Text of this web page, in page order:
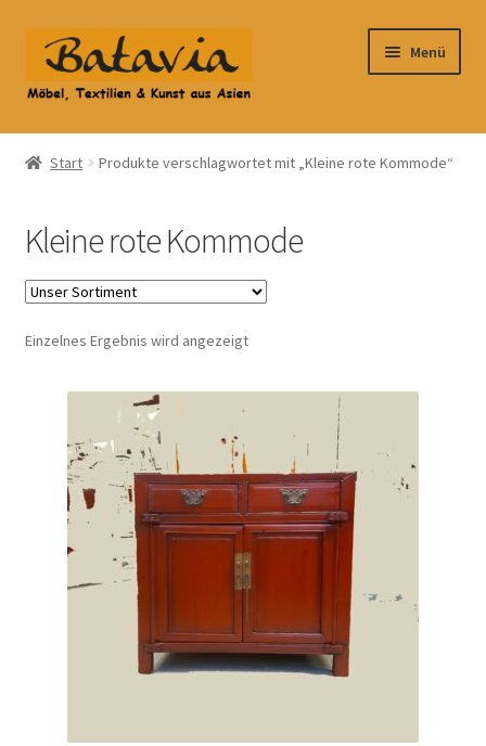
Zur
Navigation
springen
Zum
Inhalt
springen
Menü
Start
AGB
Anfahrt
Datenschutzerklärung
Heimtextilien
Kasse
Start Produkte verschlagwortet mit „Kleine rote Kommode“
Kleine rote Kommode
Einzelnes Ergebnis wird angezeigt